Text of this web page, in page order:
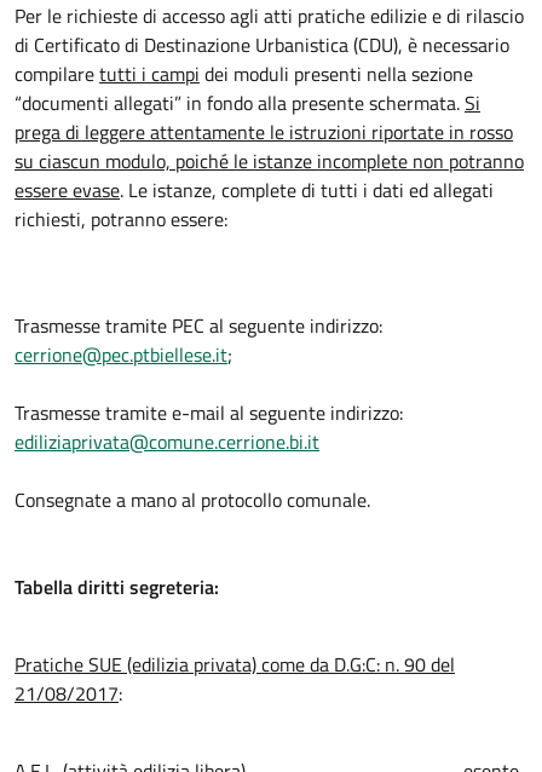
Per le richieste di accesso agli atti pratiche edilizie e di rilascio
di Certificato di Destinazione Urbanistica (CDU), è necessario
compilaretutti i campi dei moduli presenti nella sezione
“documenti allegati” in fondo alla presente schermata.Si
prega di leggere attentamente le istruzioni riportate in rosso
su ciascun modulo, poiché le istanze incomplete non potranno
essere evase. Le istanze, complete di tutti i dati ed allegati
richiesti, potranno essere:
Trasmesse tramite PEC al seguente indirizzo:
cerrione@pec.ptbiellese.it;
Trasmesse tramite e-mail al seguente indirizzo:
ediliziaprivata@comune.cerrione.bi.it
Consegnate a mano al protocollo comunale.
Tabella diritti segreteria:
Pratiche SUE (edilizia privata) come da D.G:C: n. 90 del
21/08/2017: